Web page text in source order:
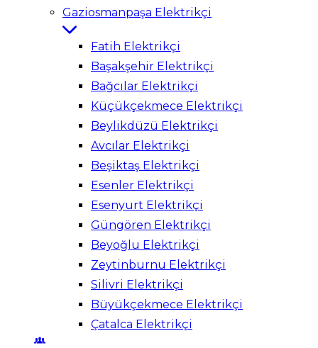
Gaziosmanpaşa Elektrikçi
Fatih Elektrikçi
Başakşehir Elektrikçi
Bağcılar Elektrikçi
Küçükçekmece Elektrikçi
Beylikdüzü Elektrikçi
Avcılar Elektrikçi
Beşiktaş Elektrikçi
Esenler Elektrikçi
Esenyurt Elektrikçi
Güngören Elektrikçi
Beyoğlu Elektrikçi
Zeytinburnu Elektrikçi
Silivri Elektrikçi
Büyükçekmece Elektrikçi
Çatalca Elektrikçi